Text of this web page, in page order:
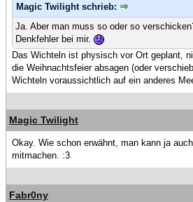
Magic Twilight schrieb:
Ja. Aber man muss so oder so
Denkfehler bei mir.
Das Wichteln ist physisch vor Ort geplant,
die Weihnachtsfeier absagen (oder
Wichteln voraussichtlich auf ein anderes
Magic Twilight
Okay. Wie schon erwähnt, man kann ja
mitmachen. :3
Fabr0ny